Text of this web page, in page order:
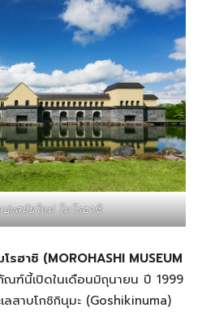
สมัยใหม่ โมโรฮาชิ
ฮาชิ (MOROHASHI MUSEUM
ฑ์นี้เปิดในเดือนมิถุนายน ปี 1999
ลสาบโกชิกินุมะ (Goshikinuma)